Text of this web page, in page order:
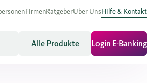
FirmenRatgeberÜber UnsHilfe & Kontakt
Alle Produkte Login E-Banking